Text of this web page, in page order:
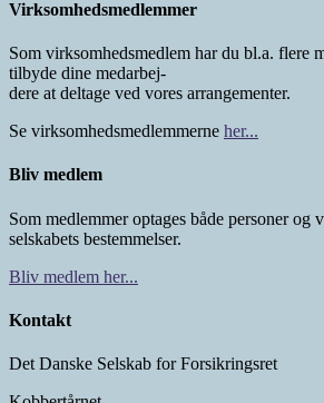
Virksomhedsmedlemmer
Som virksomhedsmedlem har du bl.a. flere
tilbyde dine medarbej-
dere at deltage ved vores arrangementer.
Se virksomhedsmedlemmerne her...
Bliv medlem
Som medlemmer optages både personer og
selskabets bestemmelser.
Bliv medlem her...
Kontakt
Det Danske Selskab for Forsikringsret